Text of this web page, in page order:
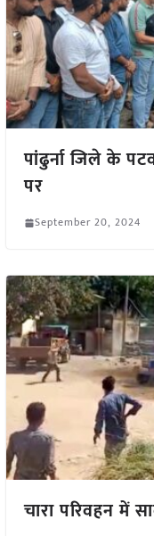
पांढुर्ना जिले के
पर
September 20, 2024
चारा परिवहन में